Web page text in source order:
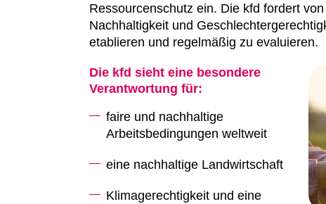
Ressourcenschutz ein. Die kfd fordert
Nachhaltigkeit und
etablieren und regelmäßig zu evaluieren.
Die kfd sieht eine besondere
Verantwortung für:
faire und nachhaltige
Arbeitsbedingungen weltweit
eine nachhaltige Landwirtschaft
Klimagerechtigkeit und eine